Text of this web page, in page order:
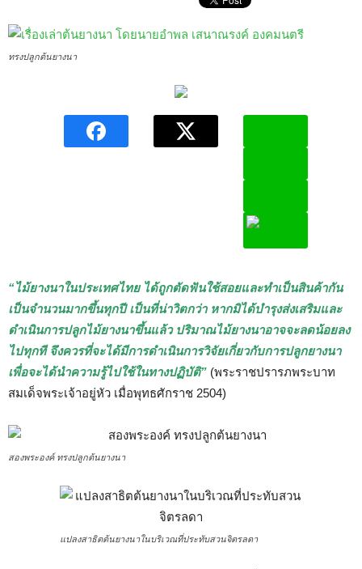
ทรงปลูกต้นยางนา
“ไม้ยางนาในประเทศไทย ได้ถูกตัดฟันใช้สอยและทำเป็นสินค้ากัน
เป็นจำนวนมากขึ้นทุกปี เป็นที่น่าวิตกว่า หากมิได้บำรุงส่งเสริมและ
ดำเนินการปลูกไม้ยางนาขึ้นแล้ว ปริมาณไม้ยางนาอาจจะลดน้อยลง
ไปทุกที จึงควรที่จะได้มีการดำเนินการวิจัยเกี่ยวกับการปลูกยางนา
เพื่อจะได้นำความรู้ไปใช้ในทางปฏิบัติ” (พระราชปรารภพระบาท
สมเด็จพระเจ้าอยู่หัว เมื่อพุทธศักราช 2504)
สองพระองค์ ทรงปลูกต้นยางนา
แปลงสาธิตต้นยางนาในบริเวณที่ประทับสวนจิตรลดา